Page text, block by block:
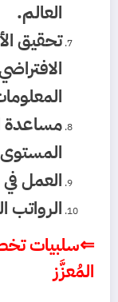
العالم.
تحقيق
مساعدة
العمل
الرواتب
⇐سلبيات
المُعزَّز